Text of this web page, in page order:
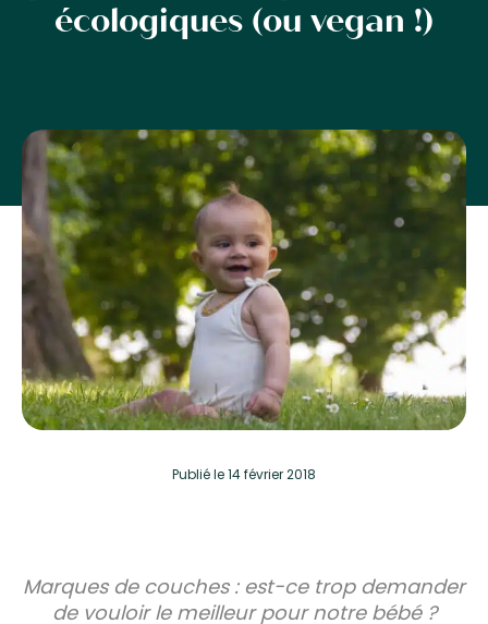
écologiques (ou vegan !)
Publiéle 14 février 2018
Marques de couches : est-ce trop demander
de vouloir le meilleur pour notre bébé ?